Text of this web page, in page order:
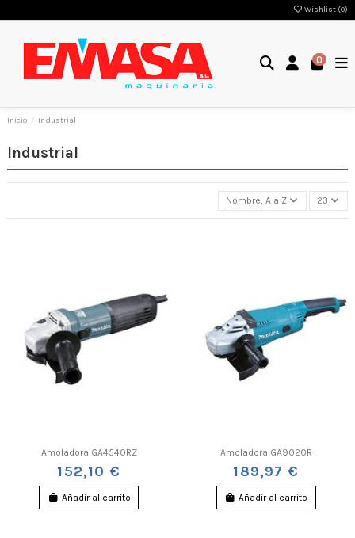
Wishlist (0)
0
Inicio Industrial
Industrial
Nombre, A a Z 23
Amoladora GA4540RZ
152,10 €
Añadir al carrito
Amoladora GA9020R
189,97 €
Añadir al carrito